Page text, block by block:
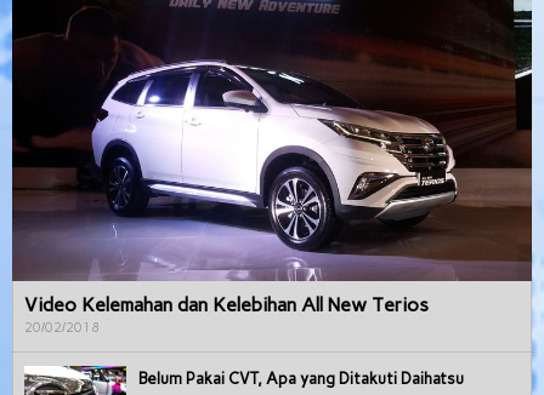
Video Kelemahan dan Kelebihan All New Terios
20/02/2018
Belum Pakai CVT, Apa yang Ditakuti Daihatsu